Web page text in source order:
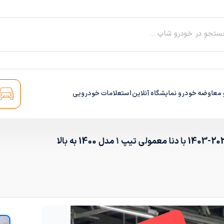
در خودرو شاپ ...
معاوضه خودرو نمایشگاه آنلایناستعلامات خودرویی